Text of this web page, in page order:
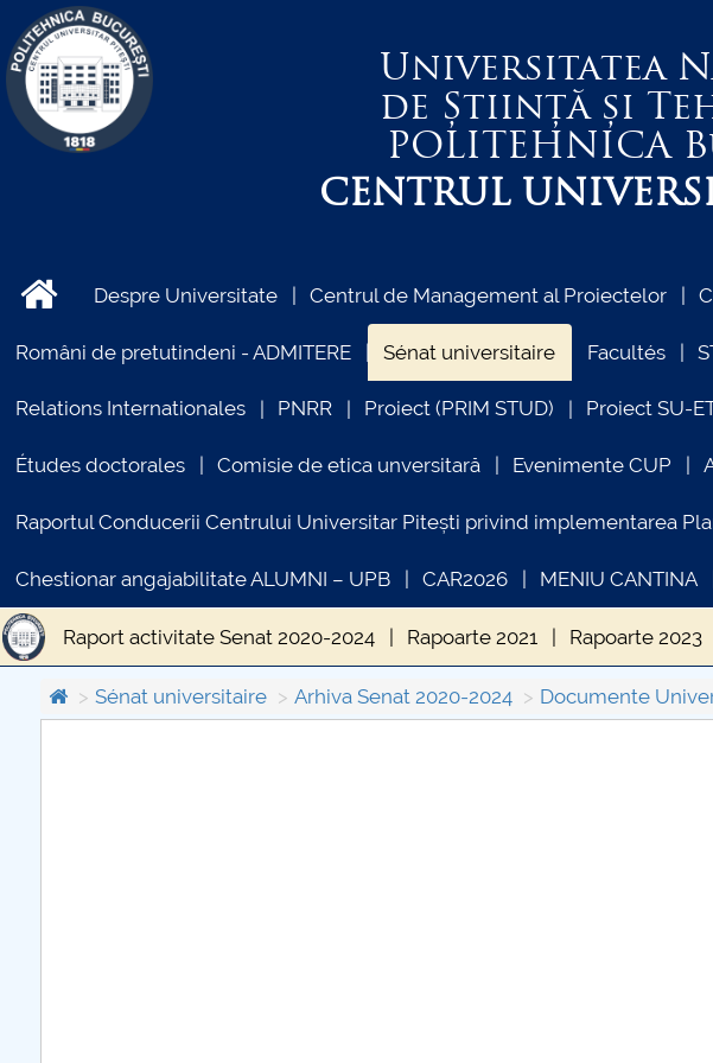
Universitatea
de Știință și
POLITEHNICA
CENTRUL
Despre Universitate Centrul de Management al Proiectelor
Români de pretutindeni - ADMITERE Sénat universitaire Facultés
Relations Internationales PNRR Proiect (PRIM STUD) Proiect SU-
Études doctorales Comisie de etica unversitară Evenimente CUP
Raportul Conducerii Centrului Universitar Pitești privind implementarea
Chestionar angajabilitate ALUMNI – UPB CAR2026 MENIU CANTINA
Raport activitate Senat 2020-2024 Rapoarte 2021 Rapoarte 2023
Sénat universitaire Arhiva Senat 2020-2024 Documente